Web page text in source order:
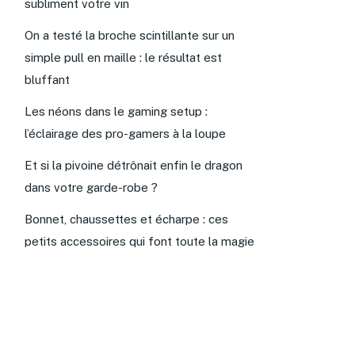
subliment votre vin
On a testé la broche scintillante sur un
simple pull en maille : le résultat est
bluffant
Les néons dans le gaming setup :
l’éclairage des pro-gamers à la loupe
Et si la pivoine détrônait enfin le dragon
dans votre garde-robe ?
Bonnet, chaussettes et écharpe : ces
petits accessoires qui font toute la magie